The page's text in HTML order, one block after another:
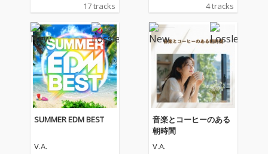
17 tracks 4 tracks
SUMMER EDM BEST
V.A.
音楽とコーヒーのある
朝時間
V.A.